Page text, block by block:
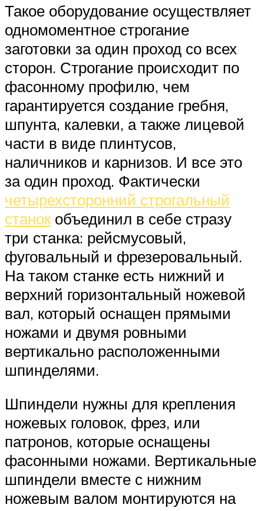
Такое оборудование осуществляет
одномоментное строгание
заготовки за один проход со всех
сторон. Строгание происходит по
фасонному профилю, чем
гарантируется создание гребня,
шпунта, калевки, а также лицевой
части в виде плинтусов,
наличников и карнизов. И все это
за один проход. Фактически
четырехсторонний строгальный
станок объединил в себе стразу
три станка: рейсмусовый,
фуговальный и фрезеровальный.
На таком станке есть нижний и
верхний горизонтальный ножевой
вал, который оснащен прямыми
ножами и двумя ровными
вертикально расположенными
шпинделями.
Шпиндели нужны для крепления
ножевых головок, фрез, или
патронов, которые оснащены
фасонными ножами. Вертикальные
шпиндели вместе с нижним
ножевым валом монтируются на